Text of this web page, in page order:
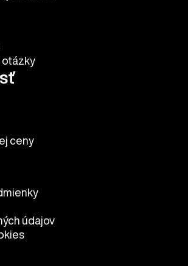
otázky
ceny
údajov